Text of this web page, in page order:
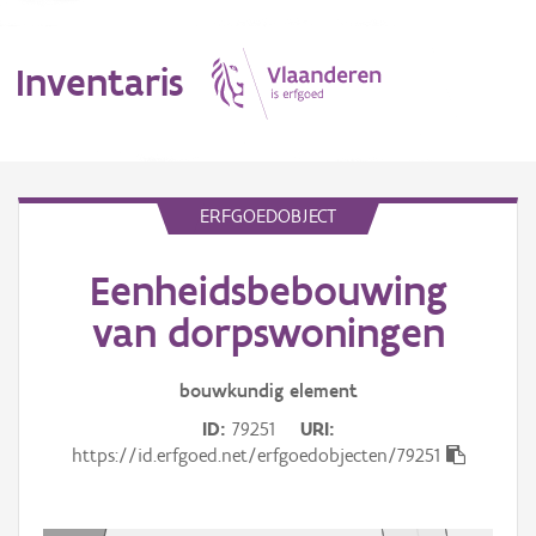
Inventaris
Erfgoedobject
Aanduidingsobject
ERFGOEDOBJECT
Eenheidsbebouwing
van dorpswoningen
bouwkundig element
ID 79251
URI
https://id.erfgoed.net/erfgoedobjecten/79251